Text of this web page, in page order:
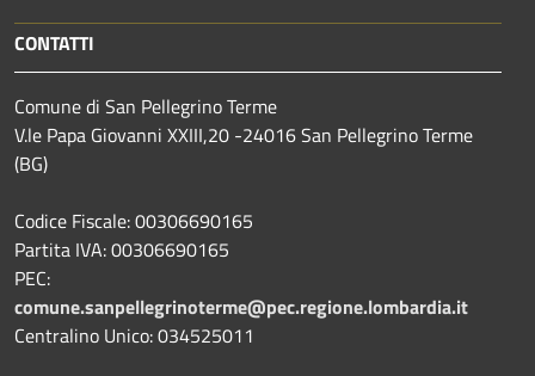
CONTATTI
Comune di San Pellegrino Terme
V.le Papa Giovanni XXIII,20 -24016 San Pellegrino Terme
(BG)
Codice Fiscale: 00306690165
Partita IVA: 00306690165
PEC:
comune.sanpellegrinoterme@pec.regione.lombardia.it
Centralino Unico: 034525011